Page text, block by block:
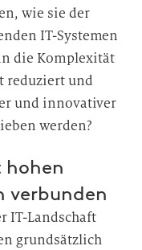
wie sie der
IT-Systemen
die Komplexität
reduziert und
und innovativer
werden?
hohen
verbunden
IT-Landschaft
grundsätzlich